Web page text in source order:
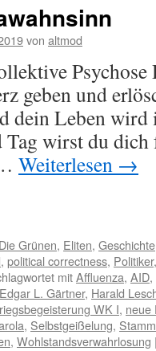
von altmod
geben und
dein Leben
Tag wirst du
Weiterlesen →
Die Grünen, Eliten, Geschichte
, political correctness, Politiker
mitAffluenza, AID,
Edgar L. Gärtner, Harald
WK I, neue
, Selbstgeißelung,
, Wohlstandsverwahrlosung